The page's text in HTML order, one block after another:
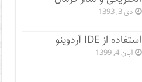
دی 3, 1393
استفاده از IDE آردوینو
آبان 4, 1399